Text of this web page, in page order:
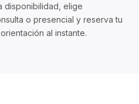
disponibilidad, elige
o presencial y reserva tu
al instante.